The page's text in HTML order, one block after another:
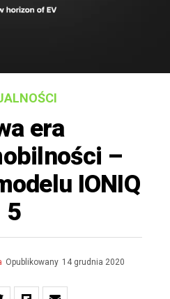
era
–
IONIQ
5
Opublikowany 14 grudnia 2020